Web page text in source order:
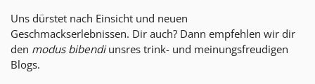
Uns dürstet nach Einsicht und neuen
Geschmackserlebnissen. Dir auch? Dann empfehlen wir dir
den modus bibendiunsres trink- und meinungsfreudigen
Blogs.